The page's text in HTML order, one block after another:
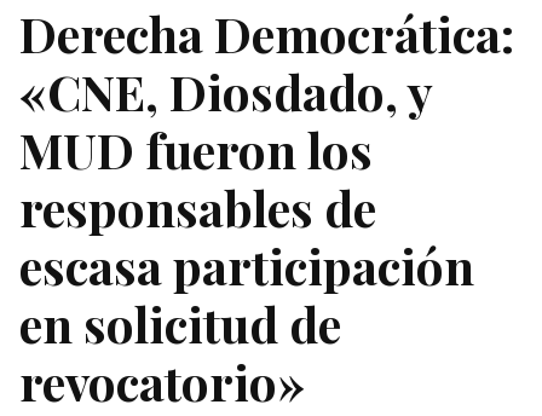
Derecha Democrática:
«CNE, Diosdado, y
MUD fueron los
responsables de
escasa participación
en solicitud de
revocatorio»